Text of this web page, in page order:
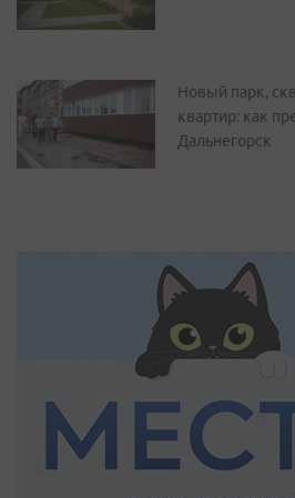
Новый парк,
квартир: как
Дальнегорск